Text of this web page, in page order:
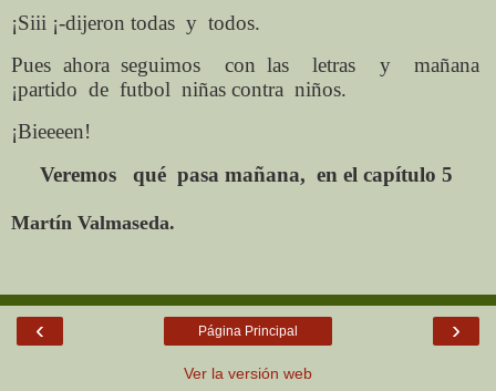
¡Siii ¡-dijeron todas y todos.
Pues ahora seguimos con las letras y mañana
¡partido de futbol niñas contra niños.
¡Bieeeen!
Veremos
qué pasa mañana, en el capítulo 5
Martín Valmaseda.
‹ ›
Página Principal
Ver la versión web